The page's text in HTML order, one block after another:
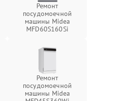
Ремонт
посудомоечной
машины Midea
MFD60S160Si
Ремонт
посудомоечной
машины Midea